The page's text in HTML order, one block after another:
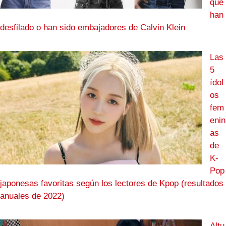
que
han
desfilado o han sido embajadores de Calvin Klein
Las
5
ídol
os
fem
enin
as
de
K-
Pop
japonesas favoritas según los lectores de Kpop (resultados
anuales de 2022)